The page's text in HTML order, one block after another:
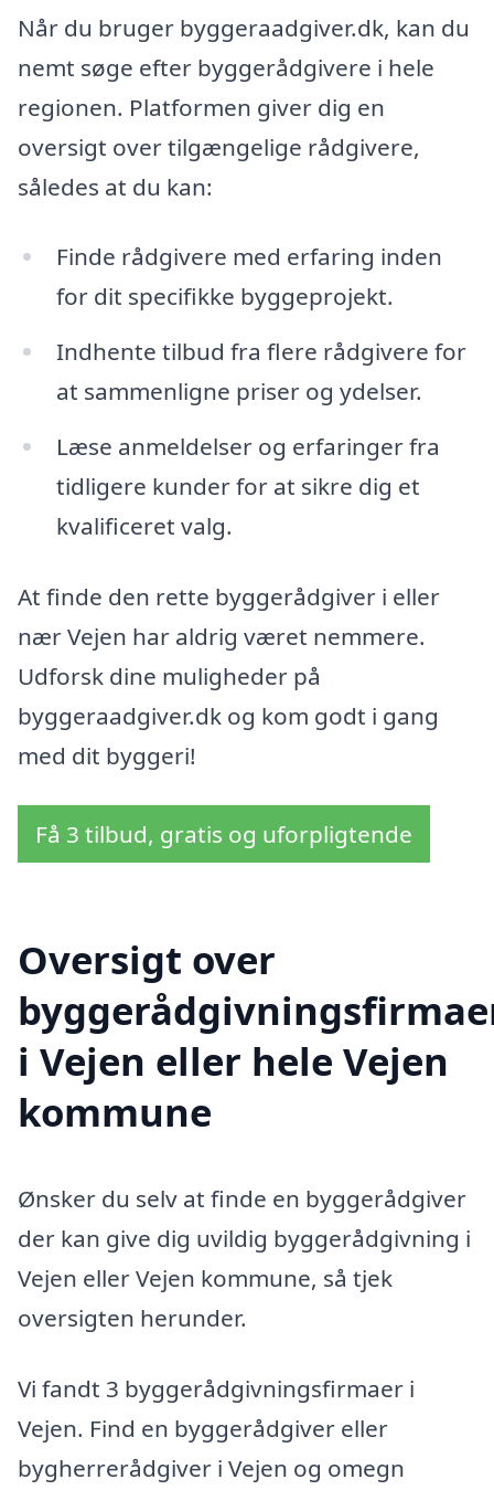
Når du bruger byggeraadgiver.dk, kan du
nemt søge efter byggerådgivere i hele
regionen. Platformen giver dig en
oversigt over tilgængelige rådgivere,
således at du kan:
Finde rådgivere med erfaring inden
for dit specifikke byggeprojekt.
Indhente tilbud fra flere rådgivere for
at sammenligne priser og ydelser.
Læse anmeldelser og erfaringer fra
tidligere kunder for at sikre dig et
kvalificeret valg.
At finde den rette byggerådgiver i eller
nær Vejen har aldrig været nemmere.
Udforsk dine muligheder på
byggeraadgiver.dk og kom godt i gang
med dit byggeri!
Få 3 tilbud, gratis og uforpligtende
Oversigt over
i Vejen eller hele Vejen
kommune
Ønsker du selv at finde en byggerådgiver
der kan give dig uvildig byggerådgivning i
Vejen eller Vejen kommune, så tjek
oversigten herunder.
Vi fandt 3 byggerådgivningsfirmaer i
Vejen. Find en byggerådgiver eller
bygherrerådgiver i Vejen og omegn